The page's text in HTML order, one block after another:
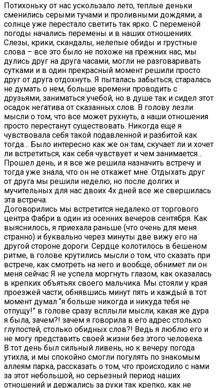
Потихоньку от нас ускользало лето, теплые деньки
сменились серыми тучами и проливными дождями, а
солнце уже перестало светить так ярко. С переменой
погоды начались перемены и в наших отношениях.
Слезы, крики, скандалы, нелепые обиды и грустные
слова – все это было не похоже на прежних нас, мы
дулись друг на друга часами, могли не разговаривать
сутками и в один прекрасный момент решили просто
друг от друга отдохнуть. Я пыталась забыться, старалась
не думать о нем, больше времени проводить с
друзьями, заниматься учебой, но в душе так и сидел этот
осадок негатива от сказанных слов. В голову лезли
мысли о том, что все может рухнуть, а наши отношения
просто перестанут существовать. Никогда еще я
чувствовала себя такой подавленной и разбитой как
тогда… Было интересно как же он там, скучает ли и хочет
ли встретиться, как себя чувствует и чем занимается…
Прошел день, и я все же решила назначить встречу и
тогда уже знала, что он не откажет мне. Отдыхать друг
от друга мы решили неделю, но после долгих и
мучительных для нас двоих 4х дней все же свершилась
эта встреча.
Договорились мы встретится недалеко от торгового
центра Фабри в один из осенних вечеров сентября. Как
выяснилось, я приехала раньше (что очень для меня
странно) и буквально через минуты две вижу его на
другой стороне дороги. Сердце колотилось в бешеном
ритме, в голове крутились мысли о том, что сказать при
встрече, как смотреть на него и вообще, обнимет ли он
меня сейчас Я не успела моргнуть глазом, как оказалась
в крепких объятьях своего мальчика. Мы стояли у края
проезжей части, обнявшись минут пять и каждый в тот
момент думал “я больше никогда и никуда тебя не
отпущу!” в голове сразу всплыли мысли, какая же дура
я была, зачем?! зачем я говорила в его адрес столько
глупостей, столько обидных слов?! Ведь я люблю его и
не могу представить своей жизни без этого человека.
В тот день был сильный ливень, но к вечеру погода
утихла, и мы спокойно смогли погулять по знакомым
аллеям парка, рассказать о том, что происходило с нами
за этот небольшой, но серьезный период наших
отношений и держались за руки так крепко, как не